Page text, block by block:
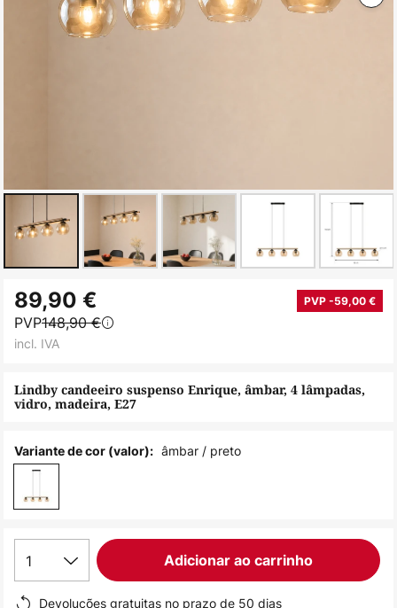
para
início
Galeria
de
Lindby candeeiro suspenso Enrique, âmbar, 4 lâmpadas,
vidro, madeira, E27
89,90 € PVP -59,00 €
PVP148,90 €
incl. IVA
Variante de cor (valor): âmbar / preto
1 Adicionar ao carrinho
Devoluções gratuitas no prazo de 50 dias